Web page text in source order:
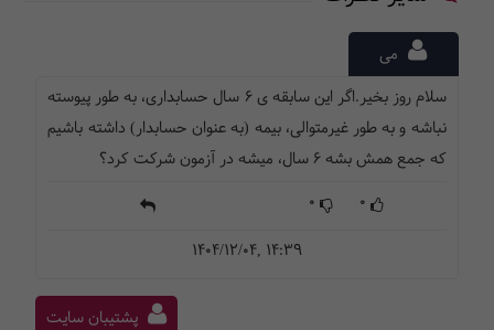
می
سلام روز بخیر.اگر این سابقه ی ۶ سال حسابداری، به طور پیوسته
نباشه و به طور غیرمتوالی، بیمه (به عنوان حسابدار) داشته باشیم
که جمع همش بشه ۶ سال، میشه در آزمون شرکت کرد؟
0
0
1404/12/04, 14:39
پشتیبان سایت